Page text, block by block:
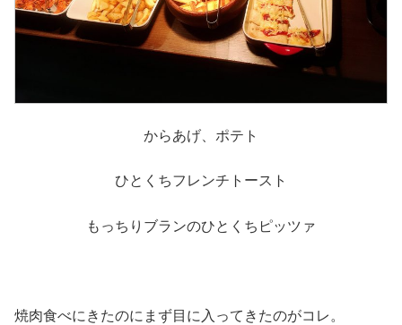
からあげ、ポテト
ひとくちフレンチトースト
もっちりブランのひとくちピッツァ
焼肉食べにきたのにまず目に入ってきたのがコレ。